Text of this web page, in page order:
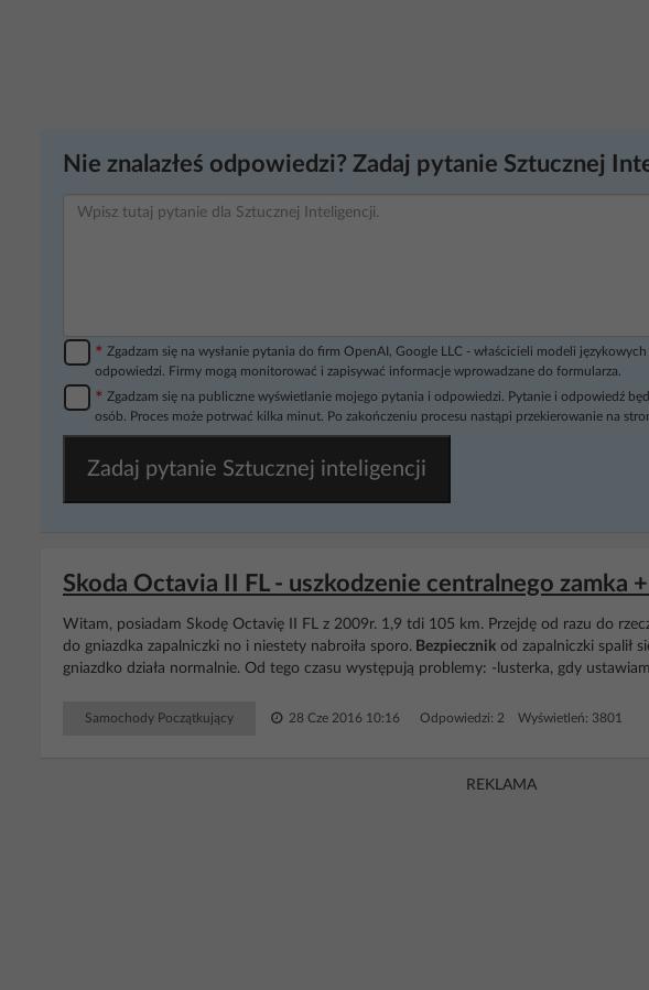
Nie znalazłeś odpowiedzi? Zadaj pytanie Sztucznej
* Zgadzam się na wysłanie pytania do firm OpenAI, Google LLC - właścicieli modeli
odpowiedzi. Firmy mogą monitorować i zapisywać informacje wprowadzane do formularza.
* Zgadzam się na publiczne wyświetlanie mojego pytania i odpowiedzi. Pytanie i odpowiedź
osób. Proces może potrwać kilka minut. Po zakończeniu procesu nastąpi przekierowanie na
Zadaj pytanie Sztucznej inteligencji
Skoda Octavia II FL - uszkodzenie centralnego zamka
Witam, posiadam Skodę Octavię II FL z 2009r. 1,9 tdi 105 km. Przejdę od razu do
do gniazdka zapalniczki no i niestety nabroiła sporo. Bezpiecznik od zapalniczki spalił
gniazdko działa normalnie. Od tego czasu występują problemy: -lusterka, gdy
Samochody Początkujący 28 Cze 2016 10:16 Odpowiedzi: 2 Wyświetleń: 3801
REKLAMA